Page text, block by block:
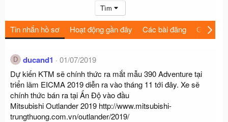
Tìm
Tin nhắn hồ sơ Hoạt động gần đây Các bài đăng Giới thiệu
D ducand1
01/07/2019
Dự kiến KTM sẽ chính thức ra mắt mẫu 390 Adventure tại
triển lãm EICMA 2019 diễn ra vào tháng 11 tới đây. Xe sẽ
chính thức bán ra tại Ấn Độ vào đầu
Mitsubishi Outlander 2019 http://www.mitsubishi-
trungthuong.com.vn/outlander/2019/